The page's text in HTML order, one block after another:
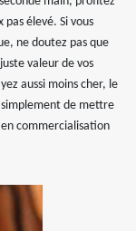
élevé. Si vous
ne doutez pas que
valeur de vos
aussi moins cher, le
de mettre
commercialisation